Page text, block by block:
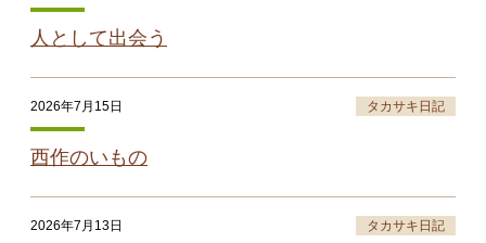
人として出会う
2026年7月15日 タカサキ日記
西作のいもの
2026年7月13日 タカサキ日記